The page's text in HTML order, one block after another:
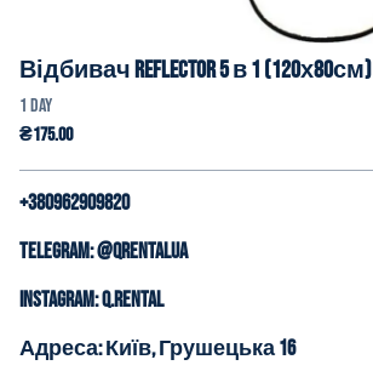
Відбивач Reflector 5 в 1 (120х80см)
+380962909820
Telegram: @QrentalUa
Instagram: q.rental
Адреса: Київ, Грушецька 16